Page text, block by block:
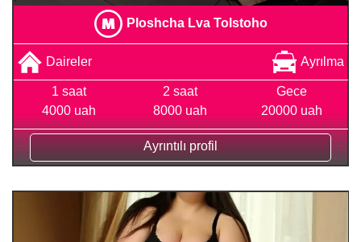
Ploshcha Lva Tolstoho
Daireler Ayrılma
1 saat
4000 uah
2 saat
8000 uah
Gece
20000 uah
Ayrıntılı profil